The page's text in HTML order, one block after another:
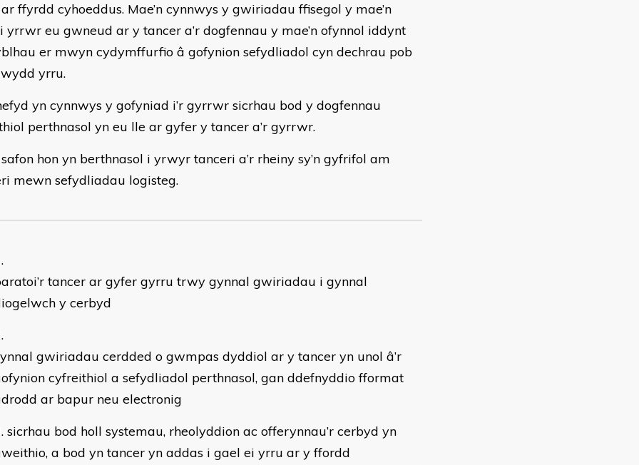
ffyrdd cyhoeddus. Mae’n cynnwys y gwiriadau ffisegol y mae’n
yrrwr eu gwneud ar y tancer a’r dogfennau y mae’n ofynnol iddynt
er mwyn cydymffurfio â gofynion sefydliadol cyn dechrau pob
yrru.
yn cynnwys y gofyniad i’r gyrrwr sicrhau bod y dogfennau
perthnasol yn eu lle ar gyfer y tancer a’r gyrrwr.
safon hon yn berthnasol i yrwyr tanceri a’r rheiny sy’n gyfrifol am
mewn sefydliadau logisteg.
tancer ar gyfer gyrru trwy gynnal gwiriadau i gynnal
y cerbyd
gwiriadau cerdded o gwmpas dyddiol ar y tancer yn unol â’r
cyfreithiol a sefydliadol perthnasol, gan ddefnyddio fformat
ar bapur neu electronig
sicrhau bod holl systemau, rheolyddion ac offerynnau’r cerbyd yn
a bod yn tancer yn addas i gael ei yrru ar y ffordd